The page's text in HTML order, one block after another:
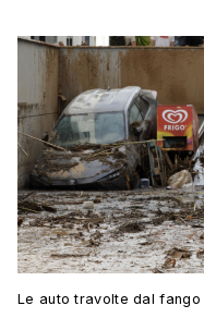
Le auto travolte dal fango